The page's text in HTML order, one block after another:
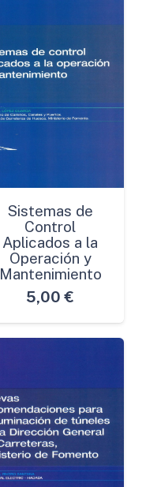
Sistemas de
Control
Aplicados a la
Operación y
Mantenimiento
5,00 €